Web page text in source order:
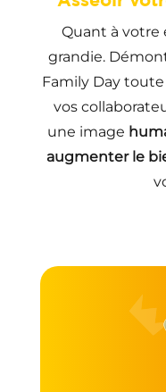
Quant à votre
grandie.
Family Day
vos
une image
augmenter le